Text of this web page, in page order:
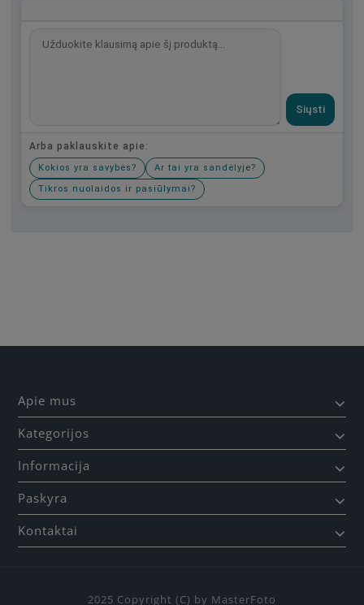
Siųsti
Arba paklauskite apie:
Kokios yra savybės?
Ar tai yra sandėlyje?
Tikros nuolaidos ir pasiūlymai?
Apie mus
Kategorijos
Informacija
Paskyra
Kontaktai
2025 Copyright (C) by MasterFoto